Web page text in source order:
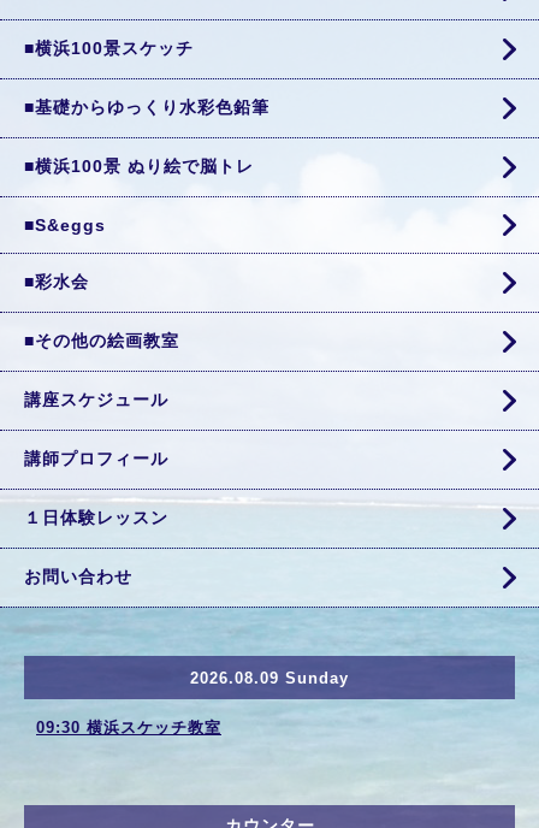
■横浜100景スケッチ
■基礎からゆっくり水彩色鉛筆
■横浜100景 ぬり絵で脳トレ
■S&eggs
■彩水会
■その他の絵画教室
講座スケジュール
講師プロフィール
１日体験レッスン
お問い合わせ
2026.08.09 Sunday
09:30 横浜スケッチ教室